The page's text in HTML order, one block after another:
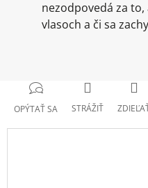
nezodpovedá za
vlasoch a či sa
OPÝTAŤ SA STRÁŽIŤ